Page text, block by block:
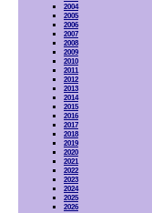
2004
2005
2006
2007
2008
2009
2010
2011
2012
2013
2014
2015
2016
2017
2018
2019
2020
2021
2022
2023
2024
2025
2026